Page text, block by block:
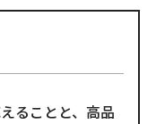
ることと、高品